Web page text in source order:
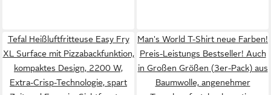
Tefal Heißluftfritteuse Easy Fry
XL Surface mit Pizzabackfunktion,
kompaktes Design, 2200 W,
Extra-Crisp-Technologie, spart
Man's World T-Shirt neue Farben!
Preis-Leistungs Bestseller! Auch
in Großen Größen (3er-Pack) aus
Baumwolle, angenehmer